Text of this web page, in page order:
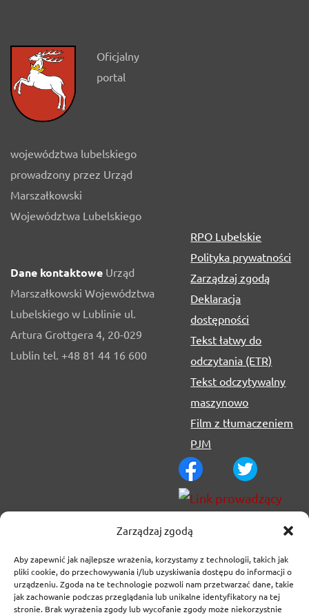
Zarządzaj zgodą
Aby zapewnić jak najlepsze wrażenia, korzystamy z technologii, takich jak
pliki cookie, do przechowywania i/lub uzyskiwania dostępu do informacji o
urządzeniu. Zgoda na te technologie pozwoli nam przetwarzać dane, takie
jak zachowanie podczas przeglądania lub unikalne identyfikatory na tej
stronie. Brak wyrażenia zgody lub wycofanie zgody może niekorzystnie
Oficjalny
portal
województwa lubelskiego
prowadzony przez Urząd
Marszałkowski
Województwa Lubelskiego
Dane kontaktowe Urząd
Marszałkowski Województwa
Lubelskiego w Lublinie ul.
Artura Grottgera 4, 20-029
Lublin tel. +48 81 44 16 600
RPO Lubelskie
Polityka prywatności
Zarządzaj zgodą
Deklaracja
dostępności
Tekst łatwy do
odczytania (ETR)
Tekst odczytywalny
maszynowo
Film z tłumaczeniem
PJM